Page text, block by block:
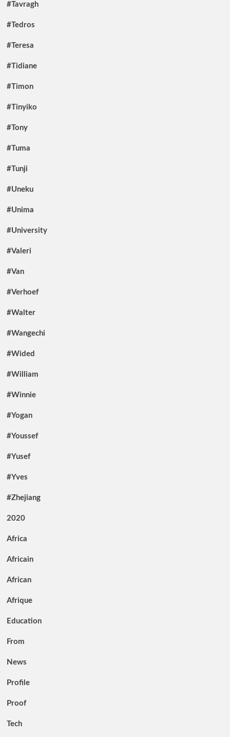
#Tavragh
#Tedros
#Teresa
#Tidiane
#Timon
#Tinyiko
#Tony
#Tuma
#Tunji
#Uneku
#Unima
#University
#Valeri
#Van
#Verhoef
#Walter
#Wangechi
#Wided
#William
#Winnie
#Yogan
#Youssef
#Yusef
#Yves
#Zhejiang
2020
Africa
Africain
African
Afrique
Education
From
News
Profile
Proof
Tech